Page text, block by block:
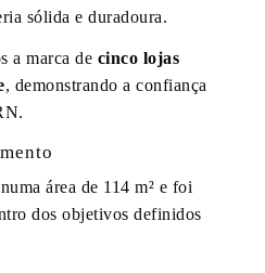
sólida e duradoura.
a marca de cinco lojas
, demonstrando a confiança
área de 114 m² e foi
dos objetivos definidos